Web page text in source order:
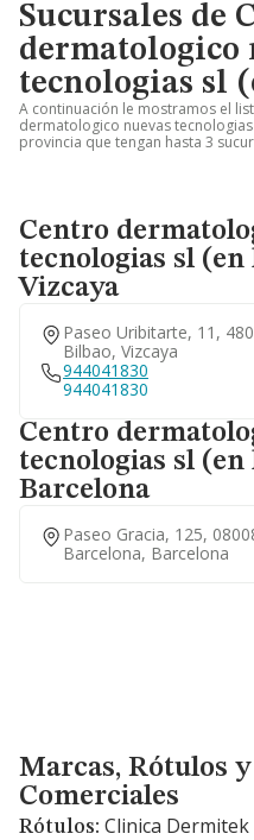
Sucursales de
dermatologico
tecnologias sl
A continuación le mostramos el
dermatologico nuevas
provincia que tengan hasta 3
Centro
tecnologias sl
Vizcaya
Paseo Uribitarte, 11,
Bilbao, Vizcaya
944041830
944041830
Centro
tecnologias sl
Barcelona
Paseo Gracia, 125,
Barcelona, Barcelona
Marcas, Rótulos y
Marcas, Rótulos
Comerciales
Rótulos: Clinica Dermitek